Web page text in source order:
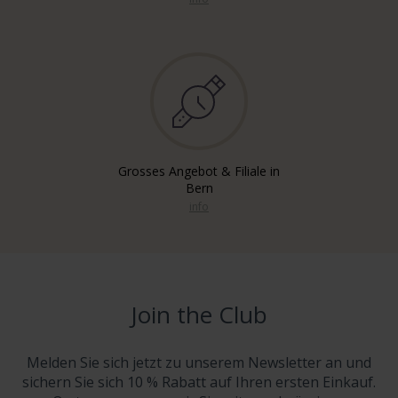
Grosses Angebot & Filiale in
Bern
Join the Club
Melden Sie sich jetzt zu unserem Newsletter an und
sichern Sie sich 10 % Rabatt auf Ihren ersten Einkauf.